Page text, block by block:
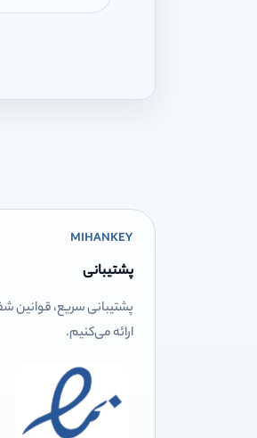
MIHANKEY
پشتیبانی
پشتیبانی سریع، قوانین
ارائه می‌کنیم.